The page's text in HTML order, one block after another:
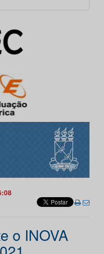
o INOVA